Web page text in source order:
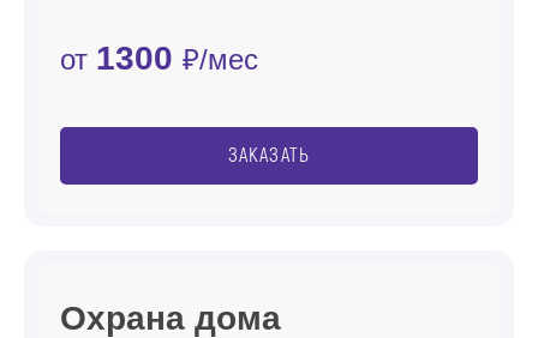
от 1300 ₽/мес
ЗАКАЗАТЬ
Охрана дома